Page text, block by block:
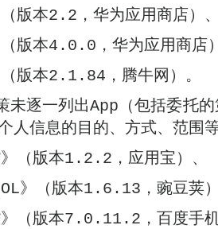
（版本2.2，华为应用商店）
（版本4.0.0，华为应用商店
（版本2.1.84，腾牛网）。
未逐一列出App（包括委托
人信息的目的、方式、范围
》（版本1.2.2，应用宝）、
OL》（版本1.6.13，豌豆荚
》（版本7.0.11.2，百度手